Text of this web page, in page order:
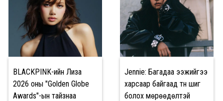
BLACKPINK-ийн Лиза
2026 оны "Golden Globe
Awards"-ын тайзнаа
Jennie: Багадаа ээжийгээ
харсаар байгаад түүн шиг
болох мөрөөдөлтэй